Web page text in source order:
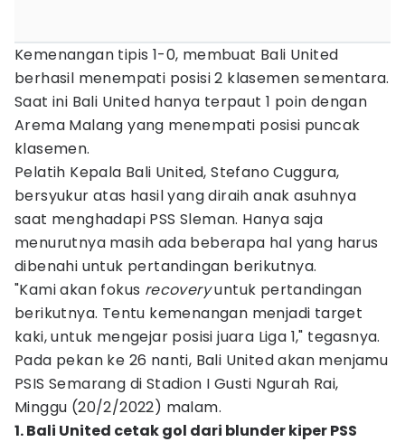
Kemenangan tipis 1-0, membuat Bali United
berhasil menempati posisi 2 klasemen sementara.
Saat ini Bali United hanya terpaut 1 poin dengan
Arema Malang yang menempati posisi puncak
klasemen.
Pelatih Kepala Bali United, Stefano Cuggura,
bersyukur atas hasil yang diraih anak asuhnya
saat menghadapi PSS Sleman. Hanya saja
menurutnya masih ada beberapa hal yang harus
dibenahi untuk pertandingan berikutnya.
"Kami akan fokus recoveryuntuk pertandingan
berikutnya. Tentu kemenangan menjadi target
kaki, untuk mengejar posisi juara Liga 1," tegasnya.
Pada pekan ke 26 nanti, Bali United akan menjamu
PSIS Semarang di Stadion I Gusti Ngurah Rai,
Minggu (20/2/2022) malam.
1. Bali United cetak gol dari blunder kiper PSS